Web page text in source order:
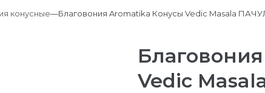
конусные Благовония Aromatika Конусы Vedic Masala
Vedic